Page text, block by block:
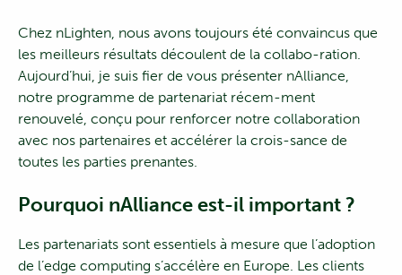
Chez nLighten, nous avons toujours été convaincus que
les meilleurs résultats découlent de la collabo-ration.
Aujourd’hui, je suis fier de vous présenter nAlliance,
notre programme de partenariat récem-ment
renouvelé, conçu pour renforcer notre collaboration
avec nos partenaires et accélérer la crois-sance de
toutes les parties prenantes.
Pourquoi nAlliance est-il important ?
Les partenariats sont essentiels à mesure que l’adoption
de l’edge computing s’accélère en Europe. Les clients